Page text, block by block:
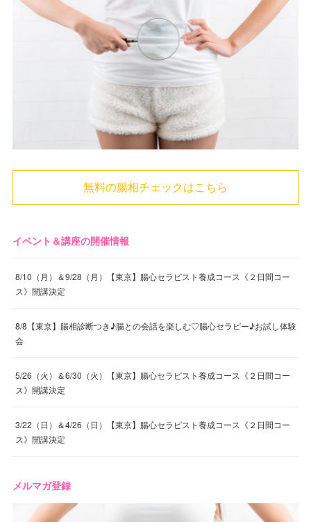
無料の腸相チェックはこちら
イベント＆講座の開催情報
8/10（月）＆9/28（月）【東京】腸心セラピスト養成コース《２日間コー
ス》開講決定
8/8【東京】腸相診断つき♪腸との会話を楽しむ♡腸心セラピー♪お試し体験
会
5/26（火）＆6/30（火）【東京】腸心セラピスト養成コース《２日間コー
ス》開講決定
3/22（日）＆4/26（日）【東京】腸心セラピスト養成コース《２日間コー
ス》開講決定
メルマガ登録